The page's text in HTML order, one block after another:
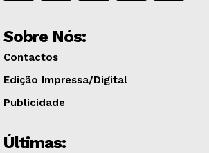
Sobre Nós:
Contactos
Edição Impressa/Digital
Publicidade
Últimas: